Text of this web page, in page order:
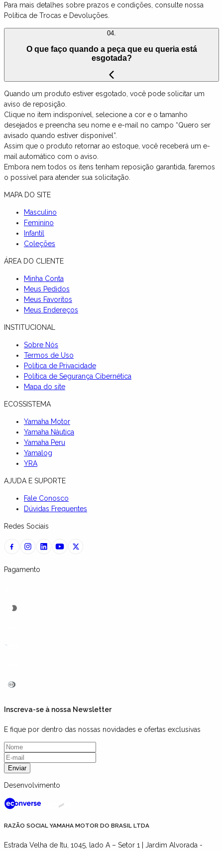
Para mais detalhes sobre prazos e condições, consulte nossa
Política de Trocas e Devoluções.
04.
O que faço quando a peça que eu queria está
esgotada?
Quando um produto estiver esgotado, você pode solicitar um
aviso de reposição.
Clique no item indisponível, selecione a cor e o tamanho
desejados e preencha seu nome e e-mail no campo “Quero ser
avisado quando estiver disponível”.
Assim que o produto retornar ao estoque, você receberá um e-
mail automático com o aviso.
Embora nem todos os itens tenham reposição garantida, faremos
o possível para atender sua solicitação.
MAPA DO SITE
Masculino
Feminino
Infantil
Coleções
ÁREA DO CLIENTE
Minha Conta
Meus Pedidos
Meus Favoritos
Meus Endereços
INSTITUCIONAL
Sobre Nós
Termos de Uso
Política de Privacidade
Política de Segurança Cibernética
Mapa do site
ECOSSISTEMA
Yamaha Motor
Yamaha Náutica
Yamaha Peru
Yamalog
YRA
AJUDA E SUPORTE
Fale Conosco
Dúvidas Frequentes
Redes Sociais
Pagamento
Inscreva-se à nossa Newsletter
E fique por dentro das nossas novidades e ofertas exclusivas
Enviar
Desenvolvimento
RAZÃO SOCIAL YAMAHA MOTOR DO BRASIL LTDA
Estrada Velha de Itu, 1045, lado A – Setor 1 | Jardim Alvorada -